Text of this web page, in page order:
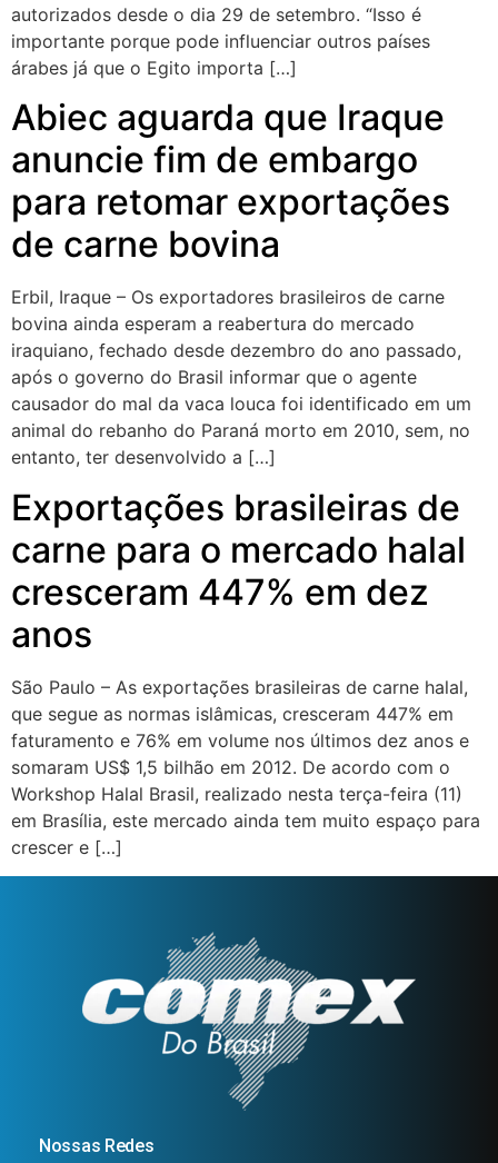
autorizados desde o dia 29 de setembro. “Isso é
importante porque pode influenciar outros países
árabes já que o Egito importa […]
Abiec aguarda que Iraque
anuncie fim de embargo
para retomar exportações
de carne bovina
Erbil, Iraque – Os exportadores brasileiros de carne
bovina ainda esperam a reabertura do mercado
iraquiano, fechado desde dezembro do ano passado,
após o governo do Brasil informar que o agente
causador do mal da vaca louca foi identificado em um
animal do rebanho do Paraná morto em 2010, sem, no
entanto, ter desenvolvido a […]
Exportações brasileiras de
carne para o mercado halal
cresceram 447% em dez
anos
São Paulo – As exportações brasileiras de carne halal,
que segue as normas islâmicas, cresceram 447% em
faturamento e 76% em volume nos últimos dez anos e
somaram US$ 1,5 bilhão em 2012. De acordo com o
Workshop Halal Brasil, realizado nesta terça-feira (11)
em Brasília, este mercado ainda tem muito espaço para
crescer e […]
Nossas Redes